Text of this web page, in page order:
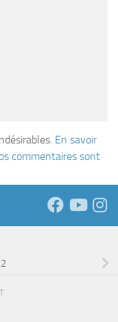
En savoir
commentaires sont